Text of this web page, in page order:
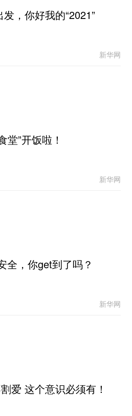
，你好我的“2021”
新华网
堂”开饭啦！
新华网
全，你get到了吗？
新华网
爱 这个意识必须有！